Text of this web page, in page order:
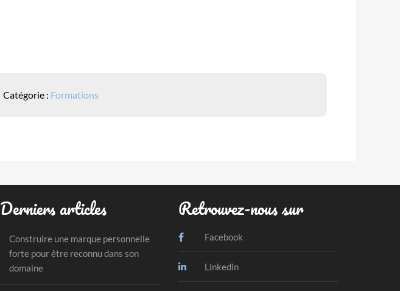
Catégorie : Formations
Derniers articles
Construire une marque personnelle
forte pour être reconnu dans son
domaine
Retrouvez-nous sur
Facebook
Linkedin